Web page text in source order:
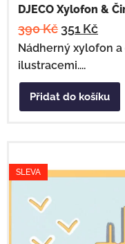
DJECO Xylofon &
390Kč 351 Kč
Nádherný xylofon
ilustracemi....
Přidat do košíku
SLEVA